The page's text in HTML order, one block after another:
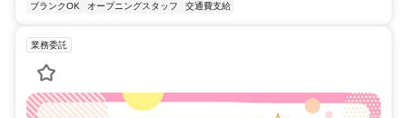
ブランクOK
オープニングスタッフ 交通費支給
業務委託